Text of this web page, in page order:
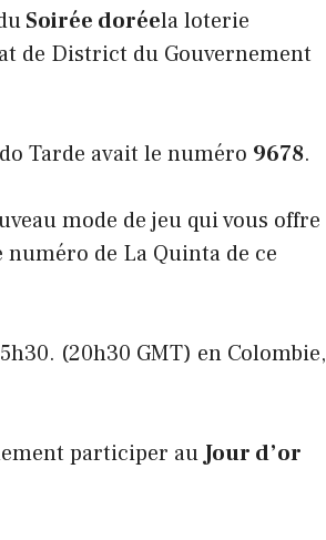
Soirée doréela loterie
de District du Gouvernement
Tarde avait le numéro 9678.
mode de jeu qui vous offre
de La Quinta de ce
(20h30 GMT) en Colombie,
participer auJour d’or